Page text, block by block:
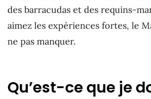
des barracudas et des requins-
aimez les expériences fortes, le
ne pas manquer.
Qu’est-ce que je